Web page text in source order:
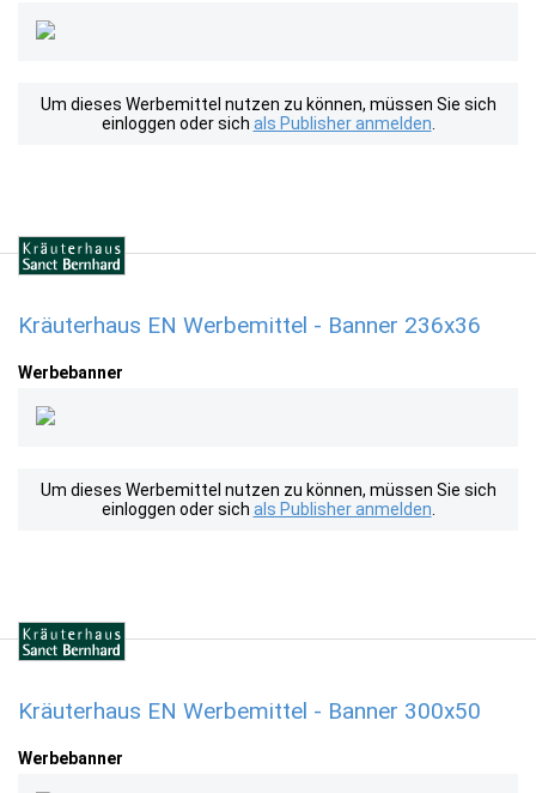
Um dieses Werbemittel nutzen zu können, müssen Sie sich
einloggen oder sich als Publisher anmelden
Kräuterhaus EN Werbemittel - Banner 236x36
Werbebanner
Um dieses Werbemittel nutzen zu können, müssen Sie sich
einloggen oder sich als Publisher anmelden
Kräuterhaus EN Werbemittel - Banner 300x50
Werbebanner